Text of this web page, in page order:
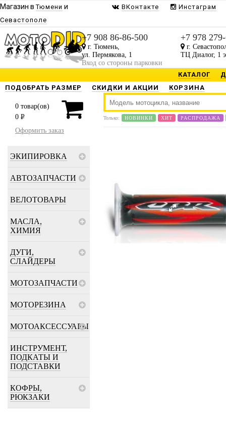
Магазин вТюмени и
Севастополе
ВКонтакте Инстаграм
+7 908 86-86-500
г. Тюмень,
ул. Пермякова, 1
Вход со стороны парковки
+7 978
г.
ТЦ Диалог, 1
КАТАЛОГ
ПОДОБРАТЬ РАЗМЕР
СКИДКИ И АКЦИИ КОРЗИНА
0 товар(ов)
0 P
Оформить заказ
ЭКИПИРОВКА
АВТОЗАПЧАСТИ
ВЕЛОТОВАРЫ
МАСЛА,
ХИМИЯ
ДУГИ,
СЛАЙДЕРЫ
МОТОЗАПЧАСТИ
МОТОРЕЗИНА
МОТОАКСЕССУАРЫ
ИНСТРУМЕНТ,
ПОДКАТЫ И
ПОДСТАВКИ
КОФРЫ,
РЮКЗАКИ
Только: НОВИНКИ ХИТ РАСПРОДАЖА